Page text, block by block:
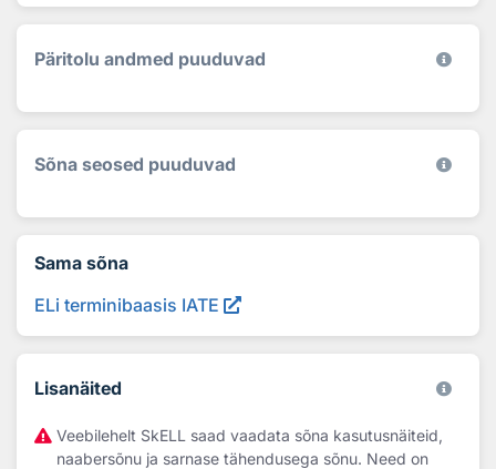
Päritolu andmed puuduvad
Sõna seosed puuduvad
Sama sõna
ELi terminibaasis IATE
Lisanäited
Veebilehelt SkELL saad vaadata sõna kasutusnäiteid,
naabersõnu ja sarnase tähendusega sõnu. Need on